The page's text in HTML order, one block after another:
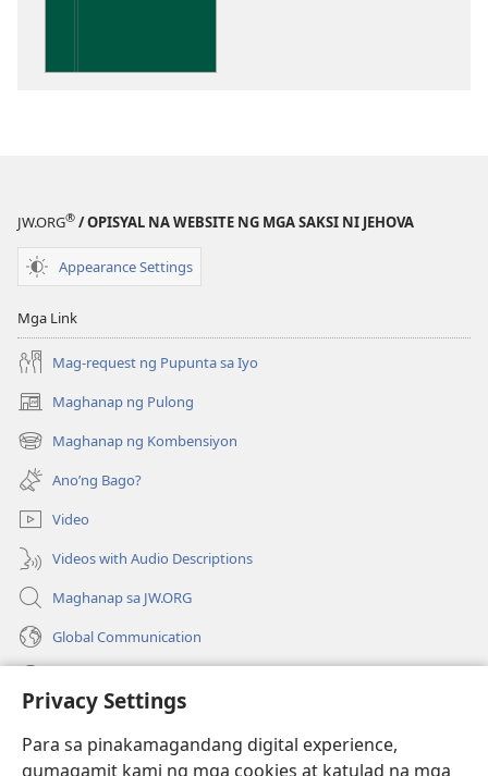
Privacy Settings
Para sa pinakamagandang digital experience,
gumagamit kami ng mga cookies at katulad na mga
JW.ORG® / OPISYAL NA WEBSITE NG MGA SAKSI NI JEHOVA
Appearance Settings
Mga Link
Mag-request ng Pupunta sa Iyo
Maghanap ng Pulong
(may
bubukas
na
bagong
window)
Maghanap ng Kombensiyon
(may
bubukas
na
bagong
window)
Ano’ng Bago?
Video
Videos with Audio Descriptions
Maghanap sa JW.ORG
Global Communication
(may